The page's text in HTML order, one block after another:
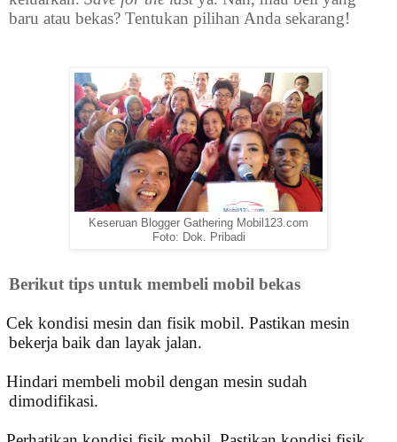
baru atau bekas? Tentukan pilihan Anda sekarang!
Keseruan Blogger Gathering Mobil123.com
Foto: Dok. Pribadi
Berikut tips untuk membeli mobil bekas
Cek kondisi mesin dan fisik mobil. Pastikan mesin
bekerja baik dan layak jalan.
Hindari membeli mobil dengan mesin sudah
dimodifikasi.